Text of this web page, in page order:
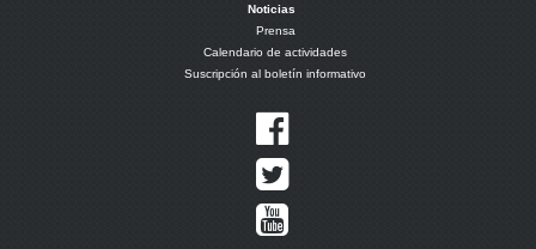
Noticias
Prensa
Calendario de actividades
Suscripción al boletín informativo